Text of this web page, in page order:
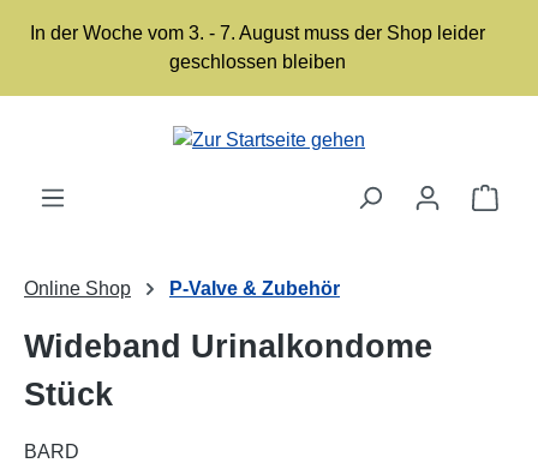
Zum Hauptinhalt springen
In der Woche vom 3. - 7. August muss der Shop leider
geschlossen bleiben
Online Shop P-Valve & Zubehör
Wideband Urinalkondome
Stück
BARD